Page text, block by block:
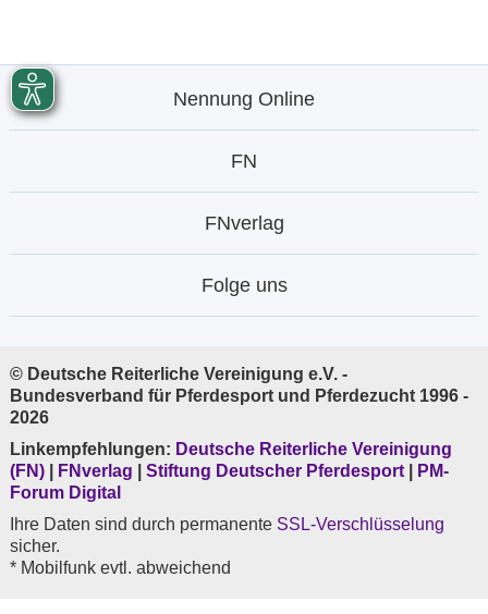
Nennung Online
FN
FNverlag
Folge uns
© Deutsche Reiterliche Vereinigung e.V. -
Bundesverband für Pferdesport und Pferdezucht 1996 -
2026
Linkempfehlungen: Deutsche Reiterliche Vereinigung
(FN)
FNverlag Stiftung Deutscher Pferdesport
PM-
Forum Digital
Ihre Daten sind durch permanente SSL-Verschlüsselung
sicher.
* Mobilfunk evtl. abweichend